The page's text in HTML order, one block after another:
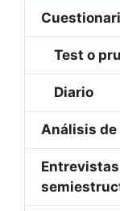
Test o
Diario
Análisis
Entrevistas